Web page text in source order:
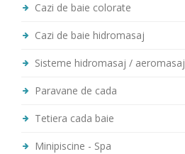
Cazi de baie colorate
Cazi de baie hidromasaj
Sisteme hidromasaj / aeromasaj
Paravane de cada
Tetiera cada baie
Minipiscine - Spa